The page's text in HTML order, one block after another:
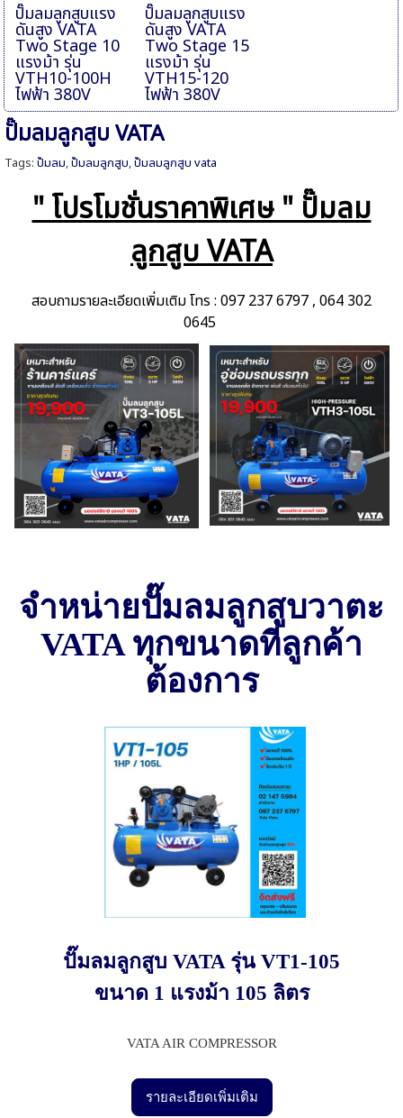
ปั๊มลมลูกสูบแรง
ดันสูง VATA
Two Stage 10
แรงม้า รุ่น
VTH10-100H
ไฟฟ้า 380V
ปั๊มลมลูกสูบแรง
ดันสูง VATA
Two Stage 15
แรงม้า รุ่น
VTH15-120
ไฟฟ้า 380V
ปั๊มลมลูกสูบ VATA
Tags: ปั๊มลม,ปั๊มลมลูกสูบ,ปั๊มลมลูกสูบ vata
" โปรโมชั่นราคาพิเศษ " ปั๊มลม
ลูกสูบVATA
สอบถามรายละเอียดเพิ่มเติม โทร : 097 237 6797 , 064 302
0645
จำหน่ายปั๊มลมลูกสูบวาตะ
VATA ทุกขนาดที่ลูกค้า
ต้องการ
ปั๊มลมลูกสูบ VATA รุ่น VT1-105
ขนาด 1 แรงม้า 105 ลิตร
VATA AIR COMPRESSOR
รายละเอียดเพิ่มเติม